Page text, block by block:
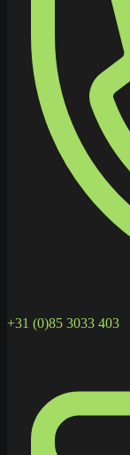
+31 (0)85 3033 403